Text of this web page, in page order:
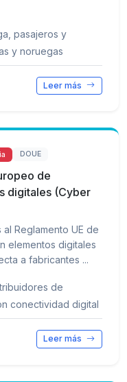
pasajeros y
y noruegas
Leer más
DOUE
de
digitales (Cyber
Reglamento UE de
elementos digitales
a fabricantes ...
de
conectividad digital
Leer más